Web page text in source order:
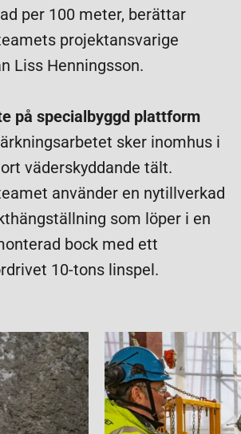
per 100 meter, berättar
projektansvarige
Liss Henningsson.
på specialbyggd plattform
sker inomhus i
väderskyddande tält.
använder en nytillverkad
som löper i en
bock med ett
10-tons linspel.